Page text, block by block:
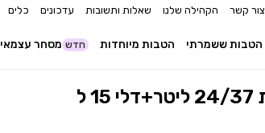
צור קשר הקהילה שלנו שאלות ותשובות עדכונים כלים
מסחר עצמאי חדש הטבות מיוחדות הטבות ששמרתי